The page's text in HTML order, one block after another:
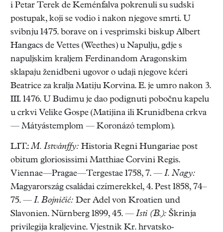
i Petar Terek de Keménfalva pokrenuli su sudski
postupak, koji se vodio i nakon njegove smrti. U
svibnju 1475. borave on i vesprimski biskup Albert
Hangacs de Vettes (Weethes) u Napulju, gdje s
napuljskim kraljem Ferdinandom Aragonskim
sklapaju ženidbeni ugovor o udaji njegove kćeri
Beatrice za kralja Matiju Korvina. E. je umro nakon 3.
III. 1476. U Budimu je dao podignuti pobočnu kapelu
u crkvi Velike Gospe (Matijina ili Krunidbena crkva
— Mátyástemplom — Koronázó templom).
LIT.:M. Istvánffy: Historia Regni Hungariae post
obitum gloriosissimi Matthiae Corvini Regis.
Viennae—Pragae—Tergestae 1758, 7. — I. Nagy:
Magyarország családai czímerekkel, 4. Pest 1858, 74–
75. — I. Bojničić: Der Adel von Kroatien und
Slavonien. Nürnberg 1899, 45. — Isti (B.): Škrinja
privilegija kraljevine. Vjestnik Kr. hrvatsko-